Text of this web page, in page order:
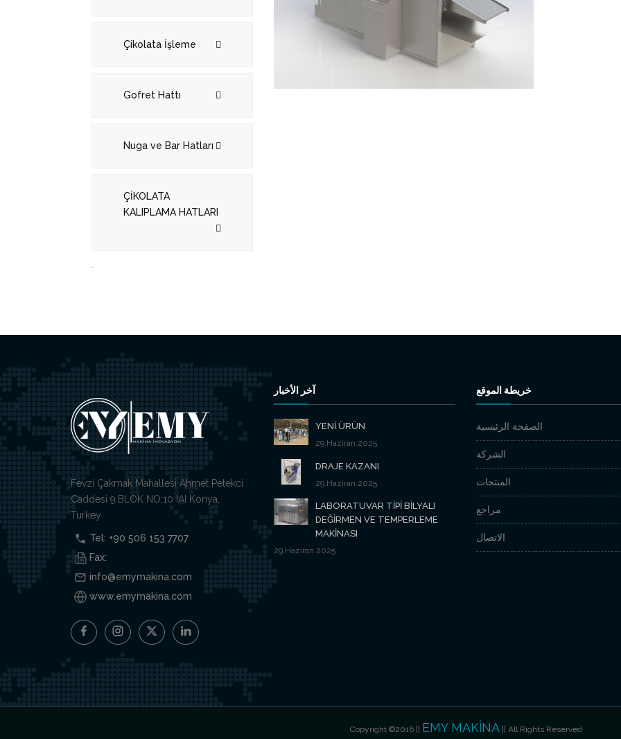
Çikolata İşleme
Gofret Hattı
Nuga ve Bar Hatları
ÇİKOLATA
KALIPLAMA HATLARI
Fevzi Çakmak Mahallesi Ahmet Petekci
Caddesi 9.BLOK NO:10 IAI Konya,
Turkey
Tel: +90 506 153 7707
Fax:
info@emymakina.com
www.emymakina.com
آخر الأخبار
YENİ ÜRÜN
29.Haziran.2025
DRAJE KAZANI
29.Haziran.2025
LABORATUVAR TİPİ BİLYALI
DEĞİRMEN VE TEMPERLEME
MAKİNASI
29.Haziran.2025
خريطة الموقع
الصفحة الرئيسية
الشركة
المنتجات
مراجع
الاتصال
Copyright ©2016 || EMY MAKİNA|| All Rights Reserved